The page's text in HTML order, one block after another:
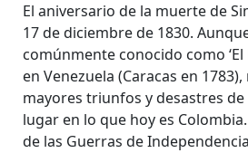
El aniversario de la muerte de
17 de diciembre de 1830.
comúnmente conocido como
en Venezuela (Caracas en
mayores triunfos y desastres
lugar en lo que hoy es
de las Guerras de